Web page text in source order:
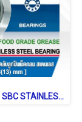
SS6912-2RS SBC STAINLESS BALL BEARING Shield Type